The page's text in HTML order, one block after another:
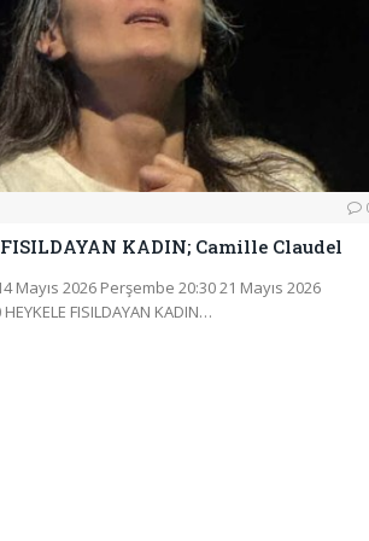
KADIN; Camille Claudel
Mayıs 2026 Perşembe 20:30 21 Mayıs 2026
FISILDAYAN KADIN…